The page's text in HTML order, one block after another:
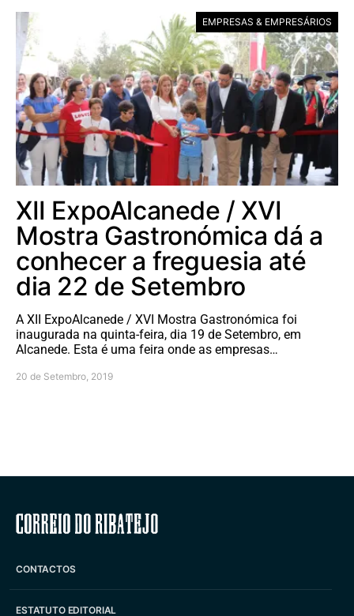
EMPRESAS & EMPRESÁRIOS
XII ExpoAlcanede / XVI
Mostra Gastronómica dá a
conhecer a freguesia até
dia 22 de Setembro
A XII ExpoAlcanede / XVI Mostra Gastronómica foi
inaugurada na quinta-feira, dia 19 de Setembro, em
Alcanede. Esta é uma feira onde as empresas…
20 de Setembro, 2019
Correio do Ribatejo
CONTACTOS
ESTATUTO EDITORIAL